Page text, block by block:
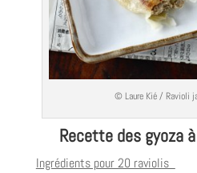
© Laure Kié / Ravioli
Recette des gyoza
Ingrédients pour 20 raviolis